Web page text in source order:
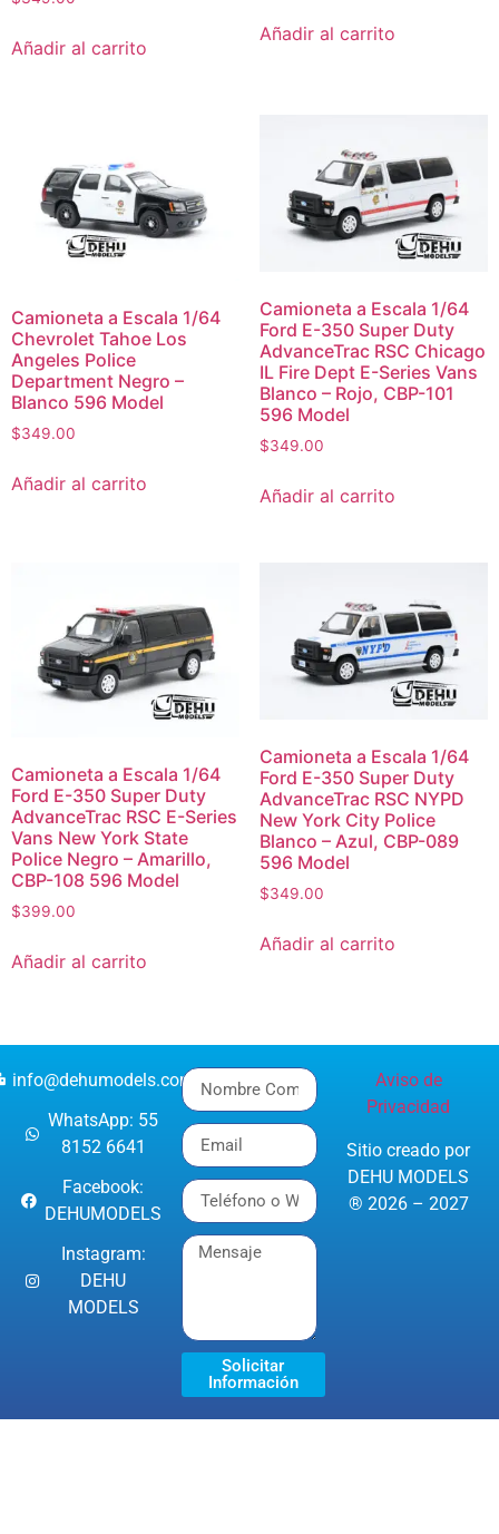
Añadir al carrito
Añadir al carrito
Camioneta a Escala 1/64
Chevrolet Tahoe Los
Angeles Police
Department Negro –
Blanco 596 Model
$349.00
Añadir al carrito
Camioneta a Escala 1/64
Ford E-350 Super Duty
AdvanceTrac RSC Chicago
IL Fire Dept E-Series Vans
Blanco – Rojo, CBP-101
596 Model
$349.00
Añadir al carrito
Camioneta a Escala 1/64
Ford E-350 Super Duty
AdvanceTrac RSC E-Series
Vans New York State
Police Negro – Amarillo,
CBP-108 596 Model
$399.00
Añadir al carrito
Camioneta a Escala 1/64
Ford E-350 Super Duty
AdvanceTrac RSC NYPD
New York City Police
Blanco – Azul, CBP-089
596 Model
$349.00
Añadir al carrito
info@dehumodels.com
WhatsApp: 55
8152 6641
Facebook:
DEHUMODELS
Instagram:
DEHU
MODELS
Solicitar
Información
Aviso de
Privacidad
Sitio creado por
DEHU MODELS
® 2026 – 2027